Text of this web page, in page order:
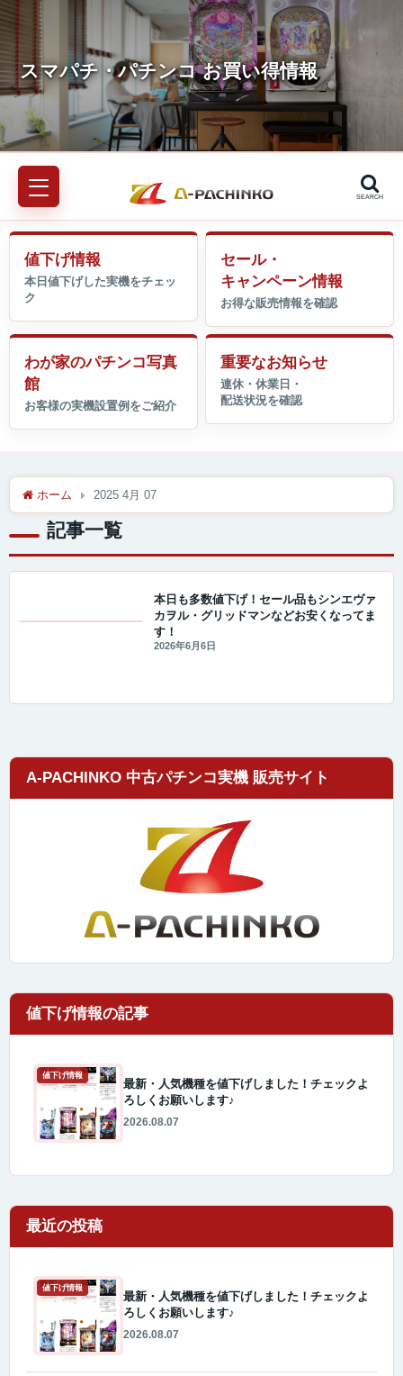
SEARCH
値下げ情報
セール・
キャンペーン情報
わが家のパチンコ写真
館
重要なお知らせ
ホーム 2025 4月 07
記事一覧
本日も多数値下げ！セール品もシンエヴァ
カヲル・グリッドマンなどお安くなってま
す！
2026年6月6日
A-PACHINKO 中古パチンコ実機 販売サイト
値下げ情報
最新・人気機種を値下げしました！チェックよ
ろしくお願いします♪
2026.08.07
最近の投稿
値下げ情報
最新・人気機種を値下げしました！チェックよ
ろしくお願いします♪
2026.08.07